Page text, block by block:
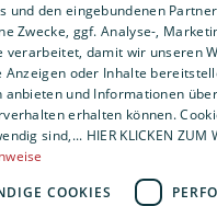
und den eingebundenen
Zwecke, ggf. Analyse-,
verarbeitet, damit wir unseren
Anzeigen oder Inhalte
anbieten und Informationen
erhalten können.
sind,... HIER KLICKEN ZUM
COOKIES